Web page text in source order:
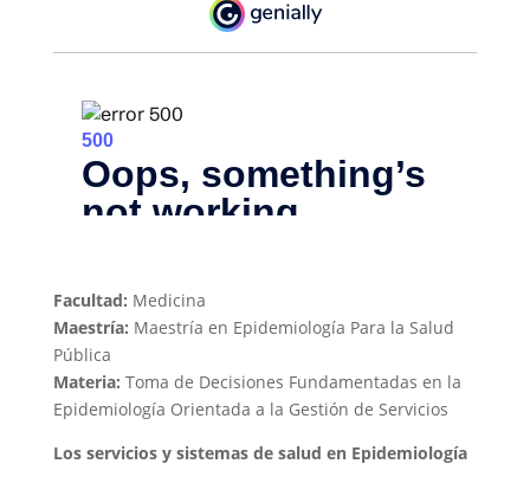
Facultad: Medicina
Maestría: Maestría en Epidemiología Para la Salud
Pública
Materia: Toma de Decisiones Fundamentadas en la
Epidemiología Orientada a la Gestión de Servicios
Los servicios y sistemas de salud en Epidemiología